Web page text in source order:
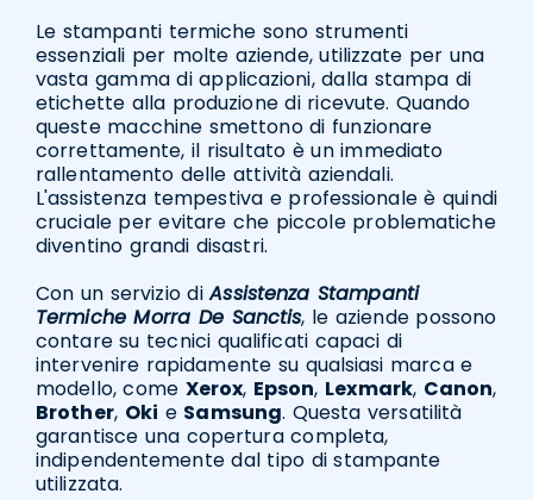
Le stampanti termiche sono strumenti
essenziali per molte aziende, utilizzate per una
vasta gamma di applicazioni, dalla stampa di
etichette alla produzione di ricevute. Quando
queste macchine smettono di funzionare
correttamente, il risultato è un immediato
rallentamento delle attività aziendali.
L'assistenza tempestiva e professionale è quindi
cruciale per evitare che piccole problematiche
diventino grandi disastri.
Con un servizio diAssistenza Stampanti
Termiche Morra De Sanctis, le aziende possono
contare su tecnici qualificati capaci di
intervenire rapidamente su qualsiasi marca e
modello, come Xerox, Epson, Lexmark, Canon,
Brother, Oki e Samsung. Questa versatilità
garantisce una copertura completa,
indipendentemente dal tipo di stampante
utilizzata.